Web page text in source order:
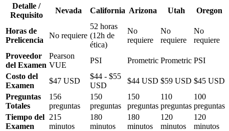
Detalle /
Requisito
Nevada California Arizona Utah Oregon
Horas de
Prelicencia
No requiere
52 horas
(12h de
ética)
No
requiere
No
requiere
No
requiere
Proveedor
del Examen
Pearson
VUE
PSI Prometric Prometric PSI
Costo del
Examen
$47 USD
$44 - $55
USD
$44 USD $59 USD $45 USD
Preguntas
Totales
156
preguntas
150
preguntas
150
preguntas
110
preguntas
100
preguntas
Tiempo del
Examen
215
minutos
180
minutos
180
minutos
120
minutos
120
minutos